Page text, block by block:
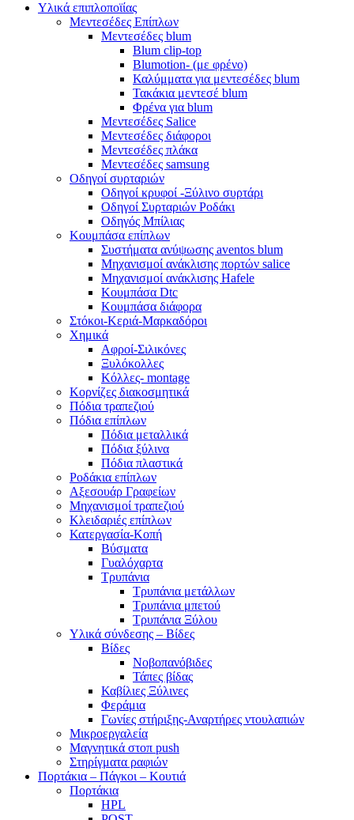
Υλικά επιπλοποϊίας
Μεντεσέδες Επίπλων
Μεντεσέδες blum
Blum clip-top
Blumotion- (με φρένο)
Καλύμματα για μεντεσέδες blum
Τακάκια μεντεσέ blum
Φρένα για blum
Μεντεσέδες Salice
Μεντεσέδες διάφοροι
Μεντεσέδες πλάκα
Μεντεσέδες samsung
Οδηγοί συρταριών
Οδηγοί κρυφοί -Ξύλινο συρτάρι
Οδηγοί Συρταριών Ροδάκι
Οδηγός Μπίλιας
Κουμπάσα επίπλων
Συστήματα ανύψωσης aventos blum
Μηχανισμοί ανάκλισης πορτών salice
Μηχανισμοί ανάκλισης Hafele
Κουμπάσα Dtc
Κουμπάσα διάφορα
Στόκοι-Κεριά-Μαρκαδόροι
Χημικά
Αφροί-Σιλικόνες
Ξυλόκολλες
Κόλλες- montage
Κορνίζες διακοσμητικά
Πόδια τραπεζιού
Πόδια επίπλων
Πόδια μεταλλικά
Πόδια ξύλινα
Πόδια πλαστικά
Ροδάκια επίπλων
Αξεσουάρ Γραφείων
Μηχανισμοί τραπεζιού
Κλειδαριές επίπλων
Κατεργασία-Κοπή
Βύσματα
Γυαλόχαρτα
Τρυπάνια
Τρυπάνια μετάλλων
Τρυπάνια μπετού
Τρυπάνια Ξύλου
Υλικά σύνδεσης – Βίδες
Βίδες
Νοβοπανόβιδες
Τάπες βίδας
Καβίλιες Ξύλινες
Φεράμια
Γωνίες στήριξης-Αναρτήρες ντουλαπιών
Μικροεργαλεία
Μαγνητικά στοπ push
Στηρίγματα ραφιών
Πορτάκια – Πάγκοι – Κουτιά
Πορτάκια
HPL